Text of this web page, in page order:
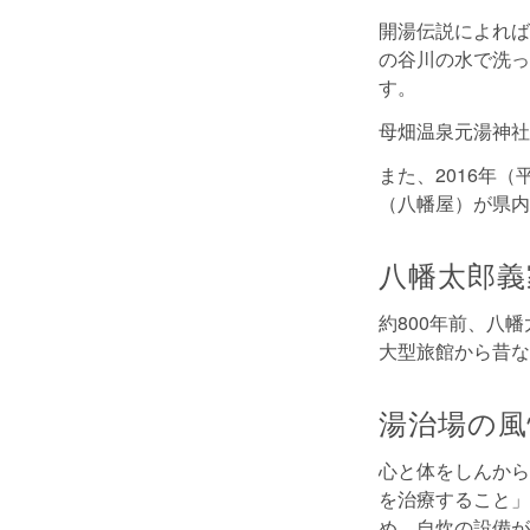
開湯伝説によれ
の谷川の水で洗
す。
母畑温泉元湯神
また、2016年（
（八幡屋）が県
八幡太郎
約800年前、八
大型旅館から昔
湯治場の
心と体をしんか
を治療すること